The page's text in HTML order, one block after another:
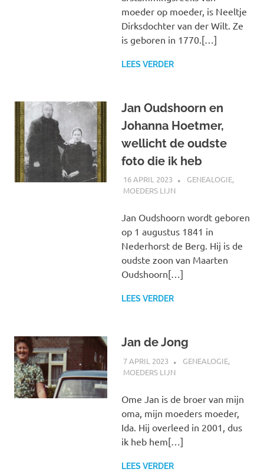
moeder op moeder, is Neeltje
Dirksdochter van der Wilt. Ze
is geboren in 1770.[…]
LEES VERDER
Jan Oudshoorn en
Johanna Hoetmer,
wellicht de oudste
foto die ik heb
16 APRIL 2023 MARJOLEIN
GENEALOGIE,
MOEDERS LIJN
Jan Oudshoorn wordt geboren
op 1 augustus 1841 in
Nederhorst de Berg. Hij is de
oudste zoon van Maarten
Oudshoorn[…]
LEES VERDER
Jan de Jong
7 APRIL 2023 MARJOLEIN
GENEALOGIE,
MOEDERS LIJN
Ome Jan is de broer van mijn
oma, mijn moeders moeder,
Ida. Hij overleed in 2001, dus
ik heb hem[…]
LEES VERDER